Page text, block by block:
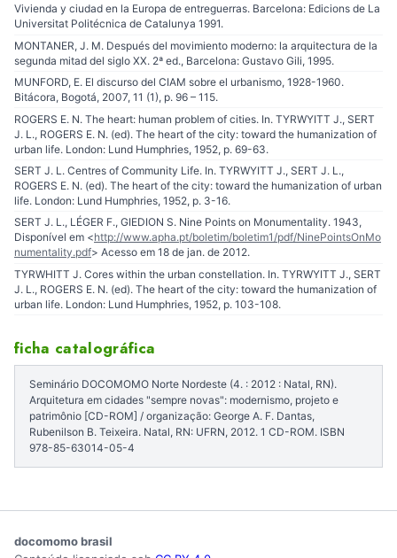
Vivienda y ciudad en la Europa de entreguerras. Barcelona: Edicions de La
Universitat Politécnica de Catalunya 1991.
MONTANER, J. M. Después del movimiento moderno: la arquitectura de la
segunda mitad del siglo XX. 2ª ed., Barcelona: Gustavo Gili, 1995.
MUNFORD, E. El discurso del CIAM sobre el urbanismo, 1928-1960.
Bitácora, Bogotá, 2007, 11 (1), p. 96 – 115.
ROGERS E. N. The heart: human problem of cities. In. TYRWYITT J., SERT
J. L., ROGERS E. N. (ed). The heart of the city: toward the humanization of
urban life. London: Lund Humphries, 1952, p. 69-63.
SERT J. L. Centres of Community Life. In. TYRWYITT J., SERT J. L.,
ROGERS E. N. (ed). The heart of the city: toward the humanization of urban
life. London: Lund Humphries, 1952, p. 3-16.
SERT J. L., LÉGER F., GIEDION S. Nine Points on Monumentality. 1943,
Disponível em <http://www.apha.pt/boletim/boletim1/pdf/NinePointsOnMo
numentality.pdf> Acesso em 18 de jan. de 2012.
TYRWHITT J. Cores within the urban constellation. In. TYRWYITT J., SERT
J. L., ROGERS E. N. (ed). The heart of the city: toward the humanization of
urban life. London: Lund Humphries, 1952, p. 103-108.
ficha catalográfica
Seminário DOCOMOMO Norte Nordeste (4. : 2012 : Natal, RN).
Arquitetura em cidades "sempre novas": modernismo, projeto e
patrimônio [CD-ROM] / organização: George A. F. Dantas,
Rubenilson B. Teixeira. Natal, RN: UFRN, 2012. 1 CD-ROM. ISBN
978-85-63014-05-4
docomomo brasil